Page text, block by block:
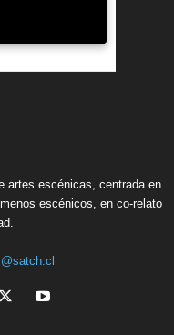
artes escénicas, centrada en
escénicos, en co-relato